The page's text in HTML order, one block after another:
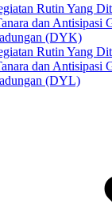
Rutin Yang
dan Antisipasi
(DYK)
Rutin Yang
dan Antisipasi
(DYL)